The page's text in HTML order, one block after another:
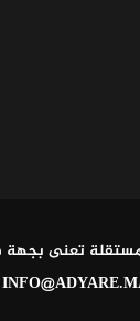
مستقلة تعنى